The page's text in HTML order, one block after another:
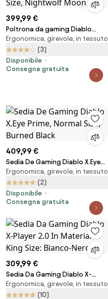
399,99 €
Poltrona da gaming Diablo
X.Eye Prime, Normal Size,
Nightwolf Moon
Ergonomica, girevole, in tessuto
(3)
Disponibile
Consegna gratuita
409,99 €
Sedia De Gaming Diablo X.Eye
Prime, Normal Size, Burned Black
Ergonomica, girevole, in tessuto
(2)
Disponibile
Consegna gratuita
309,99 €
Sedia Da Gaming Diablo X-
Player 2.0 In Materiale King Size:
Bianco-Nero
Ergonomica, girevole, in tessuto
(10)